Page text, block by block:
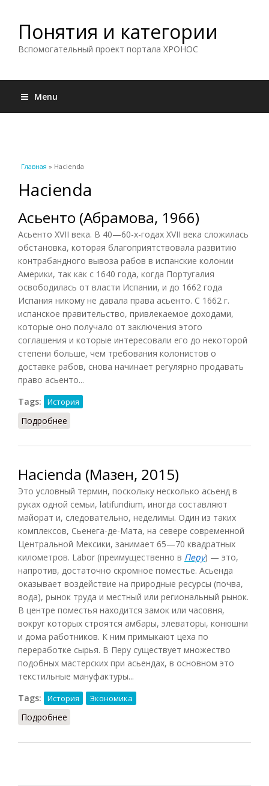
Понятия и категории
Вспомогательный проект портала ХРОНОС
Menu
Вы здесь
Главная » Hacienda
Hacienda
Асьенто (Абрамова, 1966)
Асьенто XVII века. В 40—60-х-годах XVII века сложилась
обстановка, которая благоприятствовала развитию
контрабандного вывоза рабов в испанские колонии
Америки, так как с 1640 года, когда Португалия
освободилась от власти Испании, и до 1662 года
Испания никому не давала права асьенто. С 1662 г.
испанское правительство, привлекаемое доходами,
которые оно получало от заключения этого
соглашения и которые интересовали его до некоторой
степени больше, чем требования колонистов о
доставке рабов, снова начинает регулярно продавать
право асьенто...
Tags:
История
Подробнее
Hacienda (Мазен, 2015)
Это условный термин, поскольку несколько асьенд в
руках одной семьи, latifundium, иногда составляют
майорат и, следовательно, неделимы. Один из таких
комплексов, Сьенега-де-Мата, на севере современной
Центральной Мексики, занимает 65—70 квадратных
километров. Labor (преимущественно в Перу) — это,
напротив, достаточно скромное поместье. Асьенда
оказывает воздействие на природные ресурсы (почва,
вода), рынок труда и местный или региональный рынок.
В центре поместья находится замок или часовня,
вокруг которых строятся амбары, элеваторы, конюшни
и дома работников. К ним примыкают цеха по
переработке сырья. В Перу существует множество
подобных мастерских при асьендах, в основном это
текстильные мануфактуры...
Tags:
История Экономика
Подробнее